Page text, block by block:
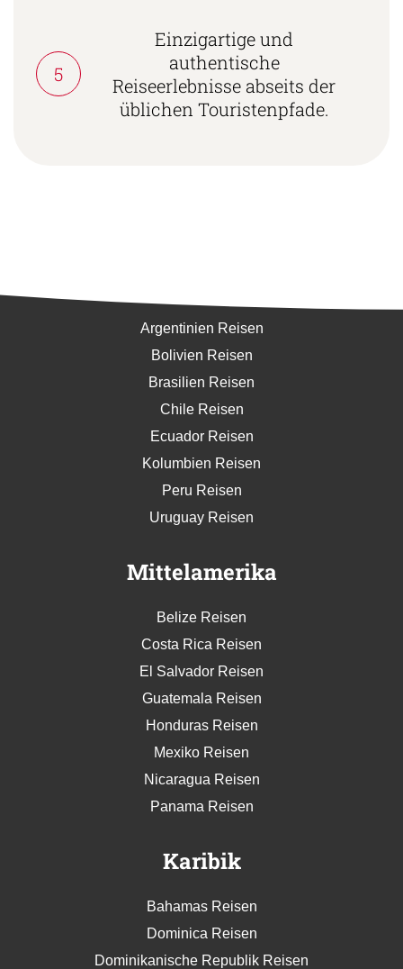
5
Einzigartige und
authentische
Reiseerlebnisse abseits der
üblichen Touristenpfade.
Argentinien Reisen
Bolivien Reisen
Brasilien Reisen
Chile Reisen
Ecuador Reisen
Kolumbien Reisen
Peru Reisen
Uruguay Reisen
Mittelamerika
Belize Reisen
Costa Rica Reisen
El Salvador Reisen
Guatemala Reisen
Honduras Reisen
Mexiko Reisen
Nicaragua Reisen
Panama Reisen
Karibik
Bahamas Reisen
Dominica Reisen
Dominikanische Republik Reisen